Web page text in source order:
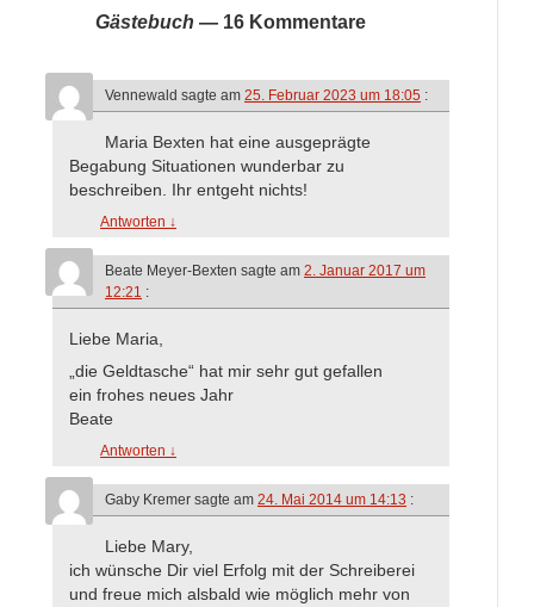
Gästebuch — 16 Kommentare
Vennewald sagte am 25. Februar 2023 um 18:05 :
Maria Bexten hat eine ausgeprägte
Begabung Situationen wunderbar zu
beschreiben. Ihr entgeht nichts!
Antworten ↓
Beate Meyer-Bexten sagte am 2. Januar 2017 um
12:21 :
Liebe Maria,
„die Geldtasche“ hat mir sehr gut gefallen
ein frohes neues Jahr
Beate
Antworten ↓
Gaby Kremer sagte am 24. Mai 2014 um 14:13 :
Liebe Mary,
ich wünsche Dir viel Erfolg mit der Schreiberei
und freue mich alsbald wie möglich mehr von